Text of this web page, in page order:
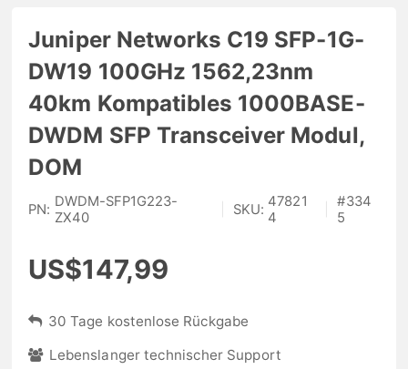
Juniper Networks C19 SFP-1G-
DW19 100GHz 1562,23nm
40km Kompatibles 1000BASE-
DWDM SFP Transceiver Modul,
DOM
PN: DWDM-SFP1G223-
ZX40
SKU: 47821
4
#334
5
US$147,99
30 Tage kostenlose Rückgabe
Lebenslanger technischer Support